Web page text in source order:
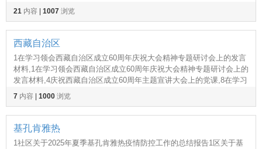
会,21领导干部学习习近平经济文选心得体会领导,1集团党委书记中心
组学习习近平经济文选研讨发言交流材料,1
21 内容 1007 浏览
西藏自治区
1在学习领会西藏自治区成立60周年庆祝大会精神专题研讨会上的发言
材料,1在学习领会西藏自治区成立60周年庆祝大会精神专题研讨会上的
发言材料,4庆祝西藏自治区成立60周年主题宣讲大会上的党课,8在学习
领会西藏自治区成立在学习领会西藏自治区成立,1在镇党委理论学习中
心组学习会议上传达学习西藏自治区成立6
7 内容 1000 浏览
基孔肯雅热
1社区关于2025年夏季基孔肯雅热疫情防控工作的总结报告1区关于基